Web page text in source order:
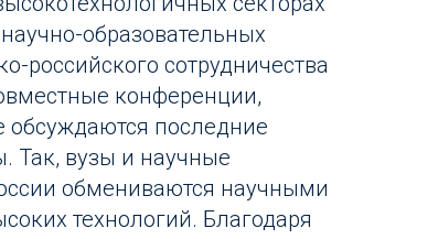
образовательных
российского сотрудничества
конференции,
последние
Так, вузы и научные
обмениваются научными
технологий. Благодаря